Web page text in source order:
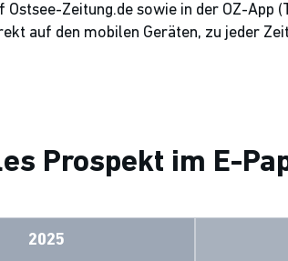
Zeitung.de sowie in der OZ-App
auf den mobilen Geräten, zu jeder
Prospekt im E-
2025